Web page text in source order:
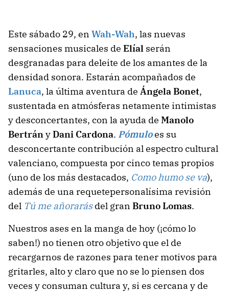
Este sábado 29, en Wah-Wah, las nuevas
sensaciones musicales de Elíal serán
desgranadas para deleite de los amantes de la
densidad sonora. Estarán acompañados de
Lanuca, la última aventura de Ángela Bonet,
sustentada en atmósferas netamente intimistas
y desconcertantes, con la ayuda de Manolo
BertrányDani Cardona. Pómuloes su
desconcertante contribución al espectro cultural
valenciano, compuesta por cinco temas propios
(uno de los más destacados, Como humo se va),
además de una requetepersonalísima revisión
del Tú me añorarásdel gran Bruno Lomas.
Nuestros ases en la manga de hoy (¡cómo lo
saben!) no tienen otro objetivo que el de
recargarnos de razones para tener motivos para
gritarles, alto y claro que no se lo piensen dos
veces y consuman cultura y, si es cercana y de